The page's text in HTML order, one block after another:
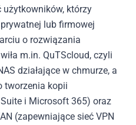
użytkowników, którzy
lub firmowej
o rozwiązania
m.in. QuTScloud, czyli
działające w chmurze, a
tworzenia kopii
i Microsoft 365) oraz
(zapewniające sieć VPN